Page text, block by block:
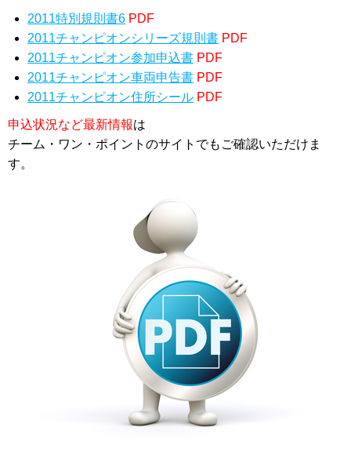
2011特別規則書6 PDF
2011チャンピオンシリーズ規則書 PDF
2011チャンピオン参加申込書 PDF
2011チャンピオン車両申告書 PDF
2011チャンピオン住所シール PDF
申込状況など最新情報は
チーム・ワン・ポイントのサイトでもご確認いただけま
す。